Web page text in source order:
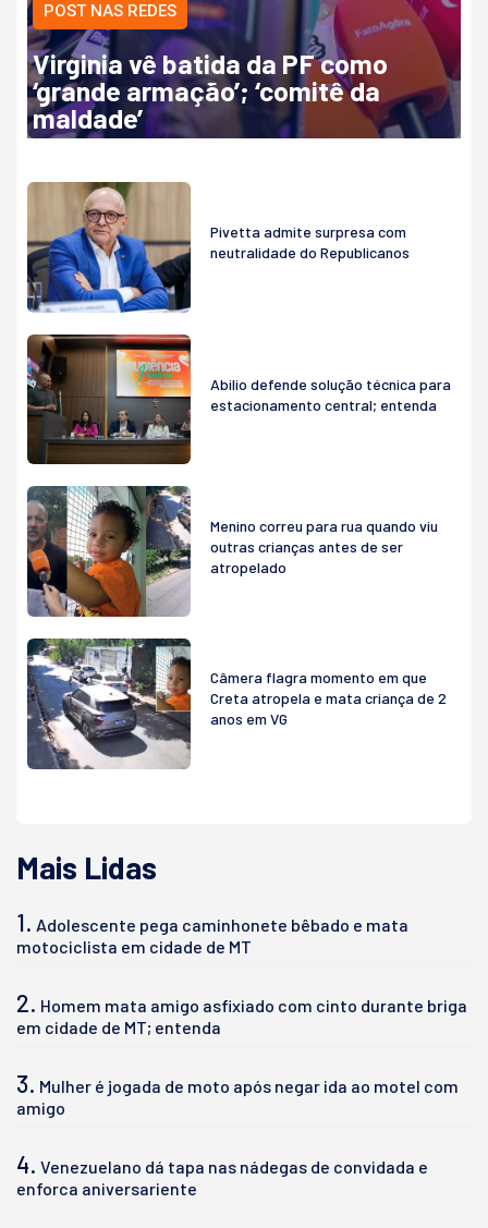
POST NAS REDES
Virginia vê batida da PF como
‘grande armação’; ‘comitê da
maldade’
Pivetta admite surpresa com
neutralidade do Republicanos
Abilio defende solução técnica para
estacionamento central; entenda
Menino correu para rua quando viu
outras crianças antes de ser
atropelado
Câmera flagra momento em que
Creta atropela e mata criança de 2
anos em VG
Mais Lidas
1. Adolescente pega caminhonete bêbado e mata
motociclista em cidade de MT
2. Homem mata amigo asfixiado com cinto durante briga
em cidade de MT; entenda
3. Mulher é jogada de moto após negar ida ao motel com
amigo
4. Venezuelano dá tapa nas nádegas de convidada e
enforca aniversariente